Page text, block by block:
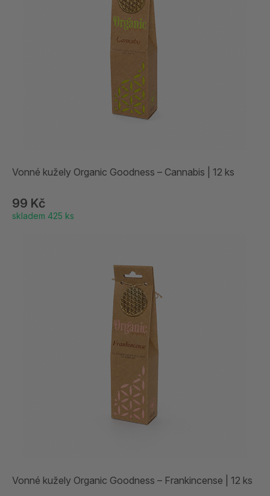
Vonné kužely Organic Goodness – Cannabis | 12 ks
99 Kč
skladem 425 ks
Vonné kužely Organic Goodness – Frankincense | 12 ks